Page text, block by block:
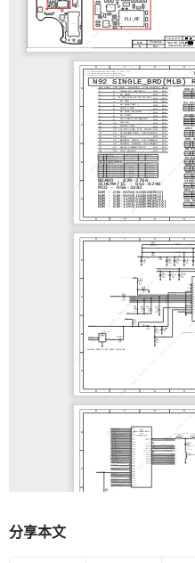
分享本文